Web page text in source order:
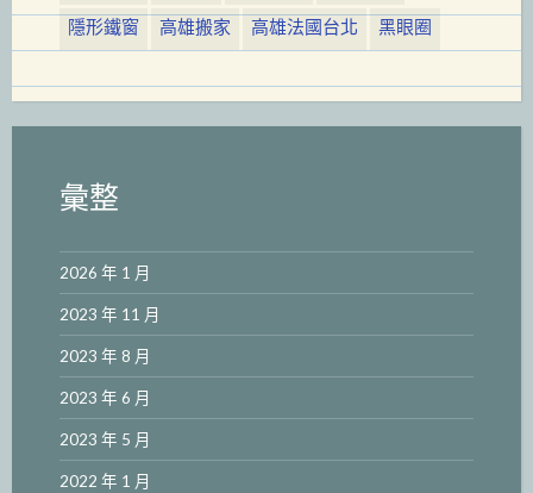
隱形鐵窗
高雄搬家 高雄法國台北 黑眼圈
彙整
2026 年 1 月
2023 年 11 月
2023 年 8 月
2023 年 6 月
2023 年 5 月
2022 年 1 月